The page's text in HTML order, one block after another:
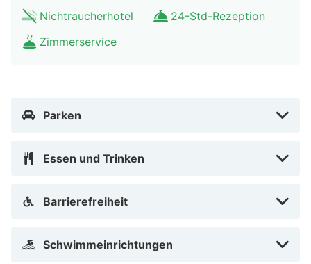
Nichtraucherhotel
24-Std-Rezeption
Zimmerservice
Parken
Essen und Trinken
Barrierefreiheit
Schwimmeinrichtungen